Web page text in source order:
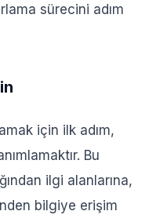
sürecini adım
için ilk adım,
Bu
ilgi alanlarına,
bilgiye erişim